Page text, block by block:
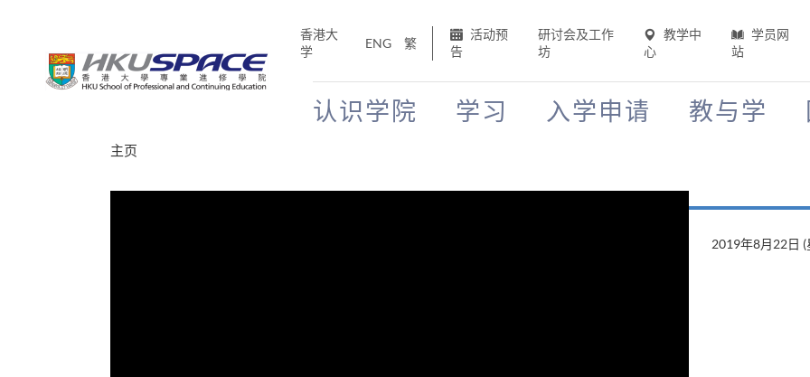
香港大
学
ENG 繁
活动预
告
研讨会及工作
坊
教学中
心
学员网
站
认识学院 学习 入学申请 教与学
主页
2019年8月22日 (